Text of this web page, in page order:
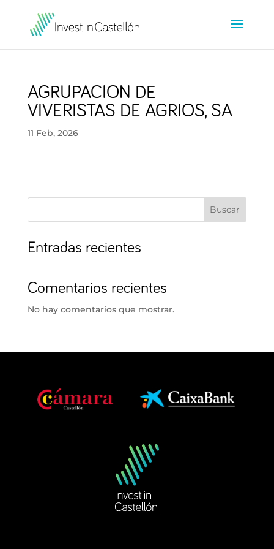
AGRUPACION DE
VIVERISTAS DE AGRIOS, SA
11 Feb, 2026
Buscar
Entradas recientes
Comentarios recientes
No hay comentarios que mostrar.